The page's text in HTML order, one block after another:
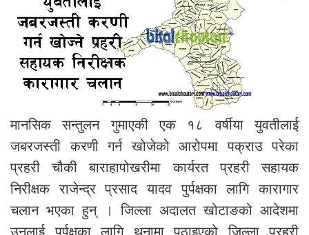
मानसिक सन्तुलन गुमाएकी एक १८ वर्षीया युवतीलाई
जबरजस्ती करणी गर्न खोजेको आरोपमा पक्राउ परेका
प्रहरी चौकी बाराहापोखरीमा कार्यरत प्रहरी सहायक
निरीक्षक राजेन्द्र प्रसाद यादव पुर्पक्षका लागि कारागार
चलान भएका हुन् । जिल्ला अदालत खोटाङको आदेशमा
उनलाई पुर्पक्षका लागि थुनामा पठाइएको जिल्ला प्रहरी